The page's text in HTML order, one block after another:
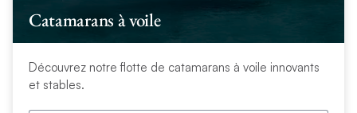
Catamarans à voile
Découvrez notre flotte de catamarans à voile innovants
et stables.